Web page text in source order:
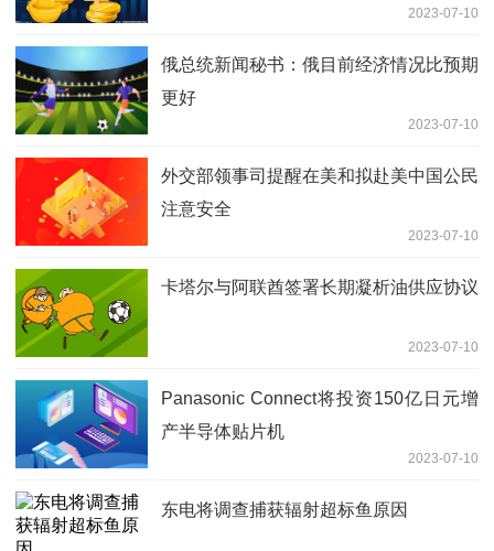
2023-07-10
俄总统新闻秘书：俄目前经济情况比预期
更好
2023-07-10
外交部领事司提醒在美和拟赴美中国公民
注意安全
2023-07-10
卡塔尔与阿联酋签署长期凝析油供应协议
2023-07-10
Panasonic Connect将投资150亿日元增
产半导体贴片机
2023-07-10
东电将调查捕获辐射超标鱼原因